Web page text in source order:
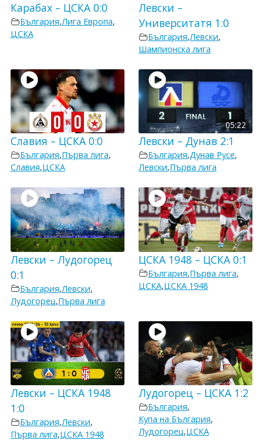
Карабах – ЦСКА 0:0
България,Лига Европа,
ЦСКА
Левски –
Университатя 1:0
България,Левски,
Шампионска лига
Славия – ЦСКА 0:0
България,Първа лига,
Славия,ЦСКА
05:22
Левски – Дунав 2:1
България,Дунав Русе,
Левски,Първа лига
Левски – Лудогорец
0:1
България,Левски,
Лудогорец,Първа лига
ЦСКА 1948 – ЦСКА 0:1
България,Първа лига,
ЦСКА,ЦСКА 1948
Левски – ЦСКА 1948
1:0
България,Левски,
Първа лига,ЦСКА 1948
Лудогорец – ЦСКА 1:2
България,
Купа на България,
Лудогорец,ЦСКА